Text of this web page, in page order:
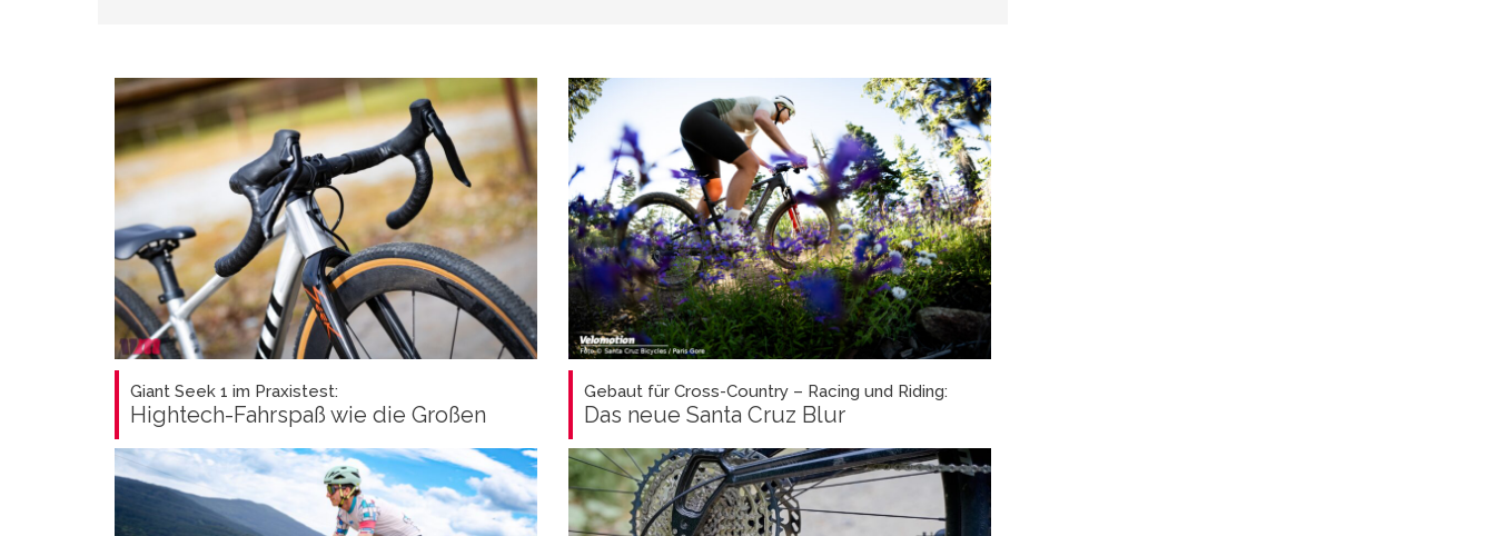
Giant Seek 1 im Praxistest:
Hightech-Fahrspaß wie die Großen
Gebaut für Cross-Country – Racing und Riding:
Das neue Santa Cruz Blur